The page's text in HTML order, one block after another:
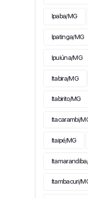
Ipaba/MG
Ipatinga/MG
Ipuiúna/MG
Itabira/MG
Itabirito/MG
Itacarambi/
Itaipé/MG
Itambacuri/